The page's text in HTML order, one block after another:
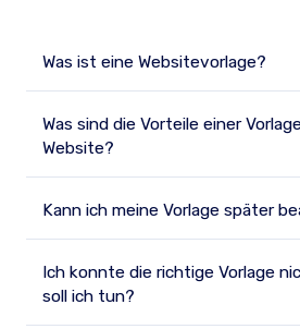
Was ist eine Websitevorlage?
Was sind die Vorteile einer
Website?
Kann ich meine Vorlage später
Ich konnte die richtige Vorlage
soll ich tun?